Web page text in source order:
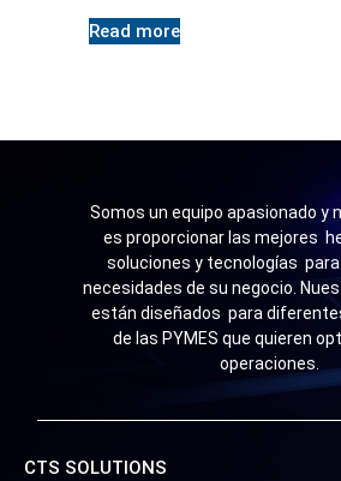
Read more
Somos un equipo apasionado y
es proporcionar las mejores
soluciones y tecnologías
necesidades de su negocio.
están diseñados para
de las PYMES que quieren
operaciones.
CTS SOLUTIONS